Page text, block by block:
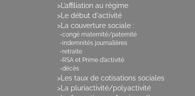
L’affiliation au régime
Le début d'activité
La couverture sociale :
congé maternité/paternité
indemnités journalières
retraite
RSA et Prime d’activité
décès
Les taux de cotisations sociales
La pluriactivité/polyactivité